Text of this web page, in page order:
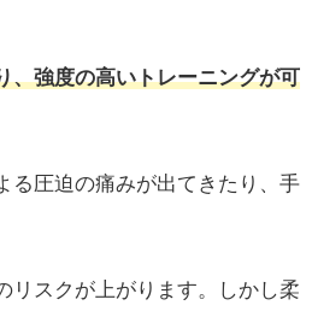
、強度の高いトレーニングが可
る圧迫の痛みが出てきたり、手
リスクが上がります。しかし柔